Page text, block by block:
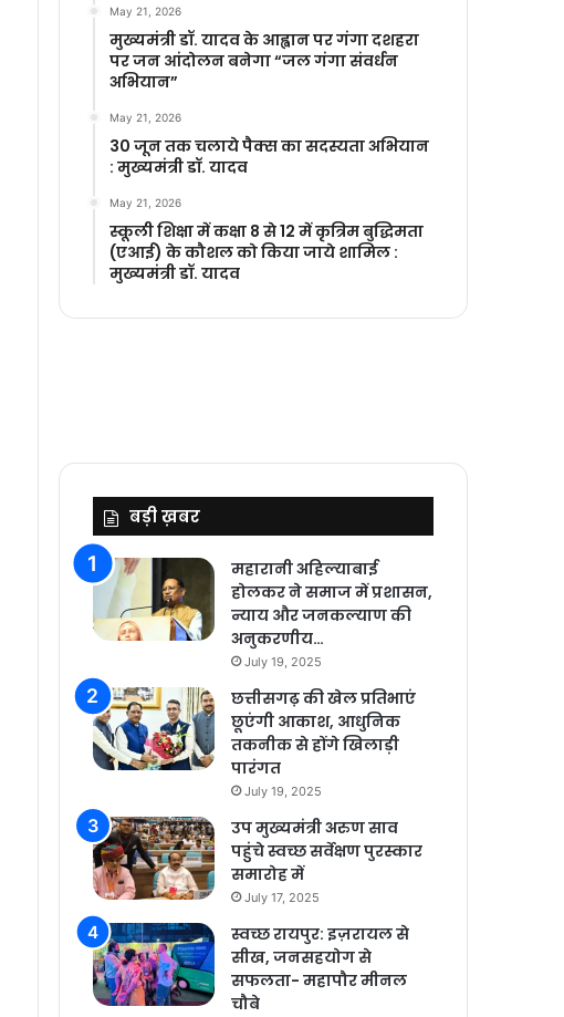
May 21, 2026
मुख्यमंत्री डॉ. यादव के आह्वान पर गंगा दशहरा
पर जन आंदोलन बनेगा “जल गंगा संवर्धन
अभियान”
May 21, 2026
30 जून तक चलाये पैक्स का सदस्यता अभियान
: मुख्यमंत्री डॉ. यादव
May 21, 2026
स्कूली शिक्षा में कक्षा 8 से 12 में कृ‍त्रिम बुद्धिमता
(एआई) के कौशल को किया जाये शामिल :
मुख्यमंत्री डॉ. यादव
बड़ी ख़बर
महारानी अहिल्याबाई
होलकर ने समाज में प्रशासन,
न्याय और जनकल्याण की
अनुकरणीय…
July 19, 2025
छत्तीसगढ़ की खेल प्रतिभाएं
छूएंगी आकाश, आधुनिक
तकनीक से होंगे खिलाड़ी
पारंगत
July 19, 2025
उप मुख्यमंत्री अरुण साव
पहुंचे स्वच्छ सर्वेक्षण पुरस्कार
समारोह में
July 17, 2025
स्वच्छ रायपुर: इज़रायल से
सीख, जनसहयोग से
सफलता- महापौर मीनल
चौबे